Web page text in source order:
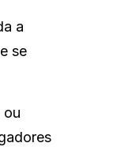
a
se
ou